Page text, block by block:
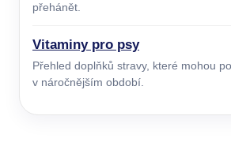
přehánět.
Vitaminy pro psy
Přehled doplňků stravy, které mohou
v náročnějším období.